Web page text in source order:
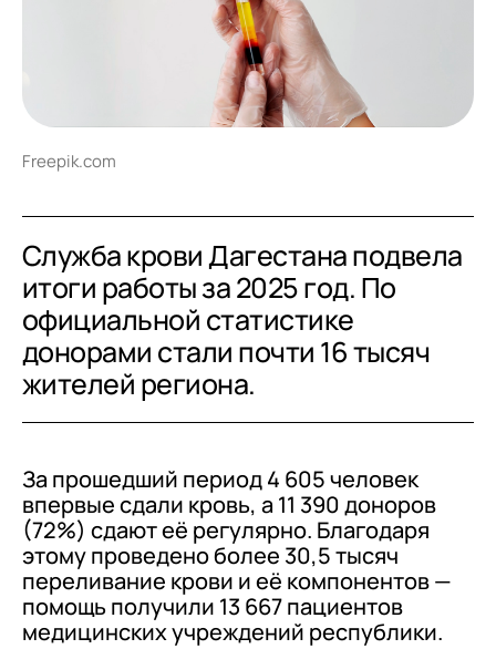
Freepik.com
Служба крови Дагестана подвела
итоги работы за 2025 год. По
официальной статистике
донорами стали почти 16 тысяч
жителей региона.
За прошедший период 4 605 человек
впервые сдали кровь, а 11 390 доноров
(72%) сдают её регулярно. Благодаря
этому проведено более 30,5 тысяч
переливание крови и её компонентов —
помощь получили 13 667 пациентов
медицинских учреждений республики.